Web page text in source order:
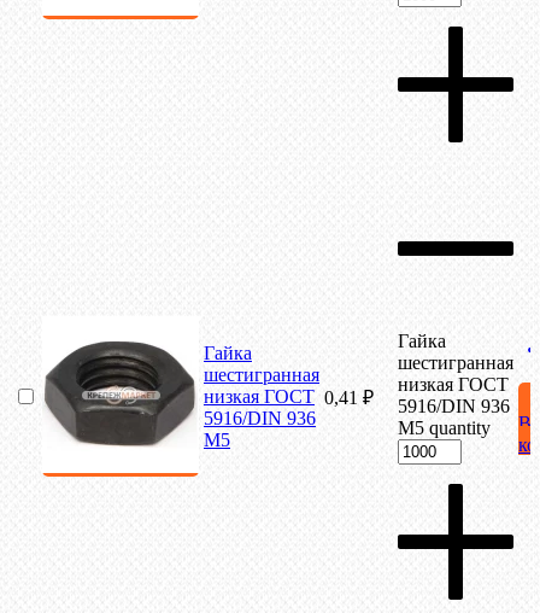
Гайка
шестигранная
низкая ГОСТ
5916/DIN 936
М5
0,41 ₽
Гайка
шестигранная
низкая ГОСТ
5916/DIN 936
М5 quantity
В